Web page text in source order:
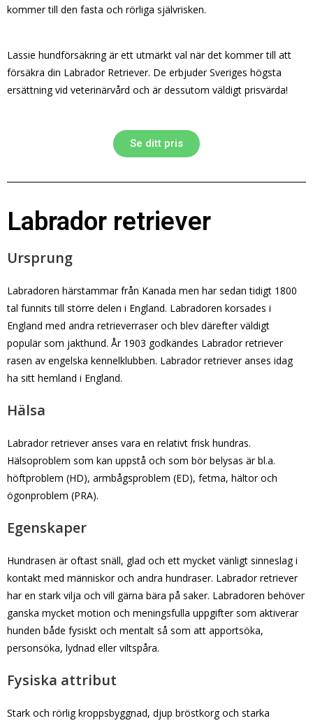
kommer till den fasta och rörliga självrisken.
Lassie hundförsäkring är ett utmärkt val när det kommer till att
försäkra din Labrador Retriever. De erbjuder Sveriges högsta
ersättning vid veterinärvård och är dessutom väldigt prisvärda!
Se ditt pris
Labrador retriever
Ursprung
Labradoren härstammar från Kanada men har sedan tidigt 1800
tal funnits till större delen i England. Labradoren korsades i
England med andra retrieverraser och blev därefter väldigt
populär som jakthund. År 1903 godkändes Labrador retriever
rasen av engelska kennelklubben. Labrador retriever anses idag
ha sitt hemland i England.
Hälsa
Labrador retriever anses vara en relativt frisk hundras.
Hälsoproblem som kan uppstå och som bör belysas är bl.a.
höftproblem (HD), armbågsproblem (ED), fetma, hältor och
ögonproblem (PRA).
Egenskaper
Hundrasen är oftast snäll, glad och ett mycket vänligt sinneslag i
kontakt med människor och andra hundraser. Labrador retriever
har en stark vilja och vill gärna bära på saker. Labradoren behöver
ganska mycket motion och meningsfulla uppgifter som aktiverar
hunden både fysiskt och mentalt så som att apportsöka,
personsöka, lydnad eller viltspåra.
Fysiska attribut
Stark och rörlig kroppsbyggnad, djup bröstkorg och starka